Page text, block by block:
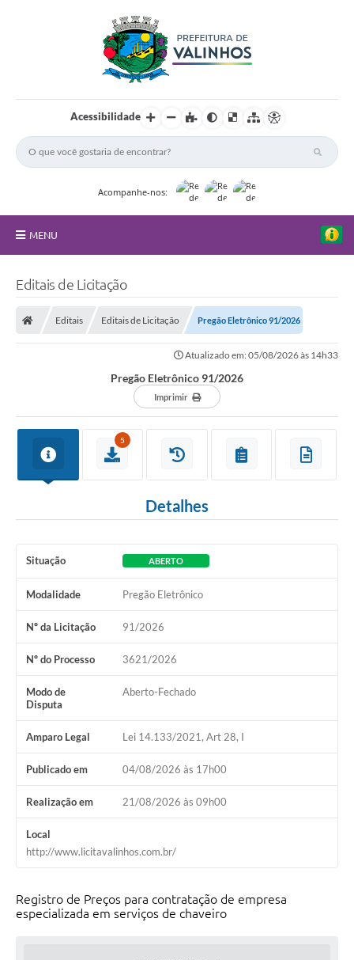
Acessibilidade
Acompanhe-nos:
MENU
Transparência
Notícias
Procuradoria do Município de Valinhos
Vagas de emprego no PAT Valinhos
Contratos
Galeria de Fotos
Obras
Galeria de Vídeos
Conselhos Municipais
Projetos
Editais de Licitação
Editais Editais de Licitação Pregão Eletrônico 91/2026
Atualizado em: 05/08/2026 às 14h33
Pregão Eletrônico 91/2026
Imprimir
5
Detalhes
Situação ABERTO
Modalidade Pregão Eletrônico
Nº da Licitação 91/2026
Nº do Processo 3621/2026
Modo de
Disputa
Aberto-Fechado
Amparo Legal Lei 14.133/2021, Art 28, I
Publicado em 04/08/2026 às 17h00
Realização em 21/08/2026 às 09h00
Local
http://www.licitavalinhos.com.br/
Registro de Preços para contratação de empresa
especializada em serviços de chaveiro